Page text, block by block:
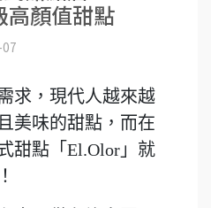
顏值甜點
求，現代人越來越
美味的甜點，而在
甜點「El.Olor」就